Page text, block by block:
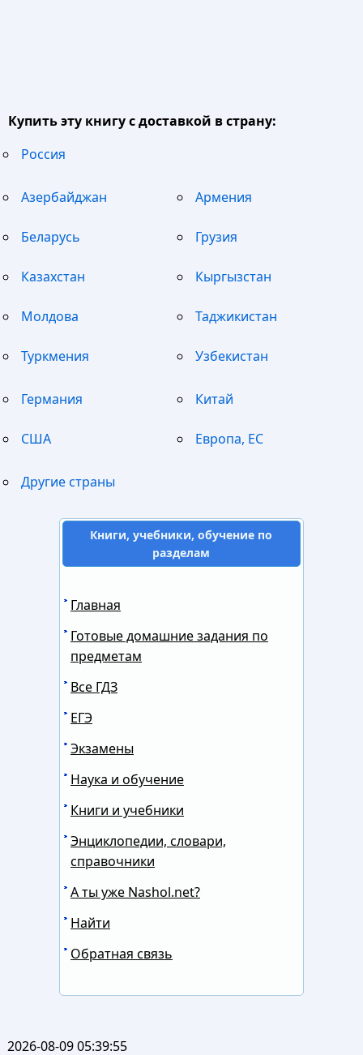
Купить эту книгу с доставкой в страну:
Россия
Азербайджан Армения
Беларусь Грузия
Казахстан Кыргызстан
Молдова Таджикистан
Туркмения Узбекистан
Германия Китай
США Европа, ЕС
Другие страны
Книги, учебники, обучение по
разделам
Главная
Готовые домашние задания по
предметам
Все ГДЗ
ЕГЭ
Экзамены
Наука и обучение
Книги и учебники
Энциклопедии, словари,
справочники
А ты уже Nashol.net?
Найти
Обратная связь
2026-08-09 05:39:55